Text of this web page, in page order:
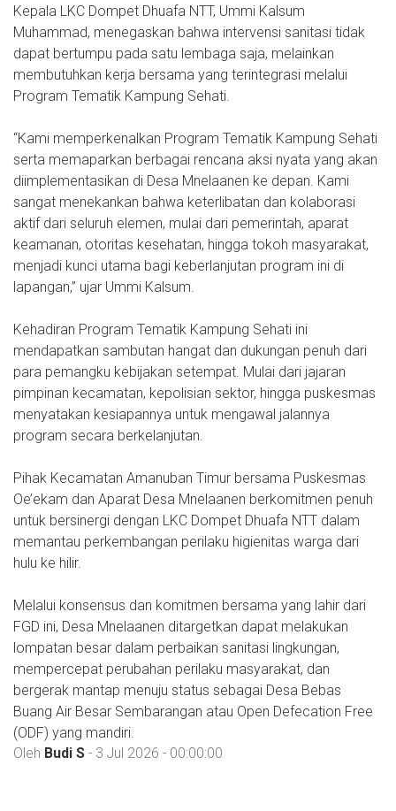
Kepala LKC Dompet Dhuafa NTT, Ummi Kalsum
Muhammad, menegaskan bahwa intervensi sanitasi tidak
dapat bertumpu pada satu lembaga saja, melainkan
membutuhkan kerja bersama yang terintegrasi melalui
Program Tematik Kampung Sehati.
“Kami memperkenalkan Program Tematik Kampung Sehati
serta memaparkan berbagai rencana aksi nyata yang akan
diimplementasikan di Desa Mnelaanen ke depan. Kami
sangat menekankan bahwa keterlibatan dan kolaborasi
aktif dari seluruh elemen, mulai dari pemerintah, aparat
keamanan, otoritas kesehatan, hingga tokoh masyarakat,
menjadi kunci utama bagi keberlanjutan program ini di
lapangan,” ujar Ummi Kalsum.
Kehadiran Program Tematik Kampung Sehati ini
mendapatkan sambutan hangat dan dukungan penuh dari
para pemangku kebijakan setempat. Mulai dari jajaran
pimpinan kecamatan, kepolisian sektor, hingga puskesmas
menyatakan kesiapannya untuk mengawal jalannya
program secara berkelanjutan.
Pihak Kecamatan Amanuban Timur bersama Puskesmas
Oe’ekam dan Aparat Desa Mnelaanen berkomitmen penuh
untuk bersinergi dengan LKC Dompet Dhuafa NTT dalam
memantau perkembangan perilaku higienitas warga dari
hulu ke hilir.
Melalui konsensus dan komitmen bersama yang lahir dari
FGD ini, Desa Mnelaanen ditargetkan dapat melakukan
lompatan besar dalam perbaikan sanitasi lingkungan,
mempercepat perubahan perilaku masyarakat, dan
bergerak mantap menuju status sebagai Desa Bebas
Buang Air Besar Sembarangan atau Open Defecation Free
(ODF) yang mandiri.
Oleh Budi S - 3 Jul 2026 - 00:00:00